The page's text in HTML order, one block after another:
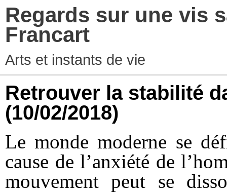
Regards sur une vis
Francart
Arts et instants de vie
Retrouver la stabilité
(10/02/2018)
Le monde moderne se
cause de l’anxiété de
mouvement peut se